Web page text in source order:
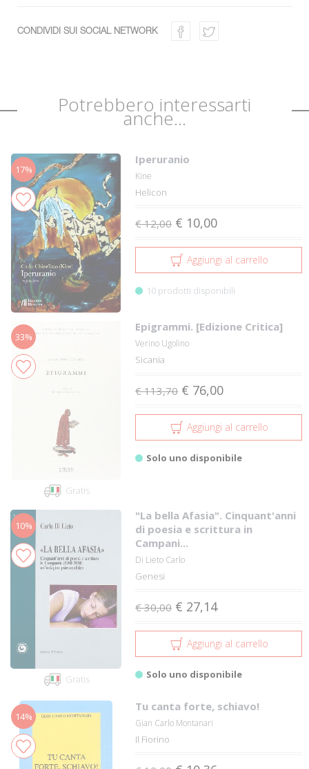
CONDIVIDI SUI SOCIAL NETWORK
Potrebbero interessarti
anche...
17%
Iperuranio
Kine
Helicon
€ 12,00 € 10,00
Aggiungi al carrello
10 prodotti disponibili
33%
Gratis
Epigrammi. [Edizione Critica]
Verino Ugolino
Sicania
€ 113,70 € 76,00
Aggiungi al carrello
Solo uno disponibile
10%
Gratis
"La bella Afasia". Cinquant'anni
di poesia e scrittura in
Campani...
Di Lieto Carlo
Genesi
€ 30,00 € 27,14
Aggiungi al carrello
Solo uno disponibile
14%
Tu canta forte, schiavo!
Gian Carlo Montanari
Il Fiorino